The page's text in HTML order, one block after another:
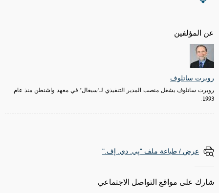
عن المؤلفين
روبرت ساتلوف
روبرت ساتلوف يشغل منصب المدير التنفيذي لـ"سيغال" في معهد واشنطن منذ عام
1993.
عرض / طباعة ملف "پي. دي. إف."
شارك على مواقع التواصل الاجتماعي